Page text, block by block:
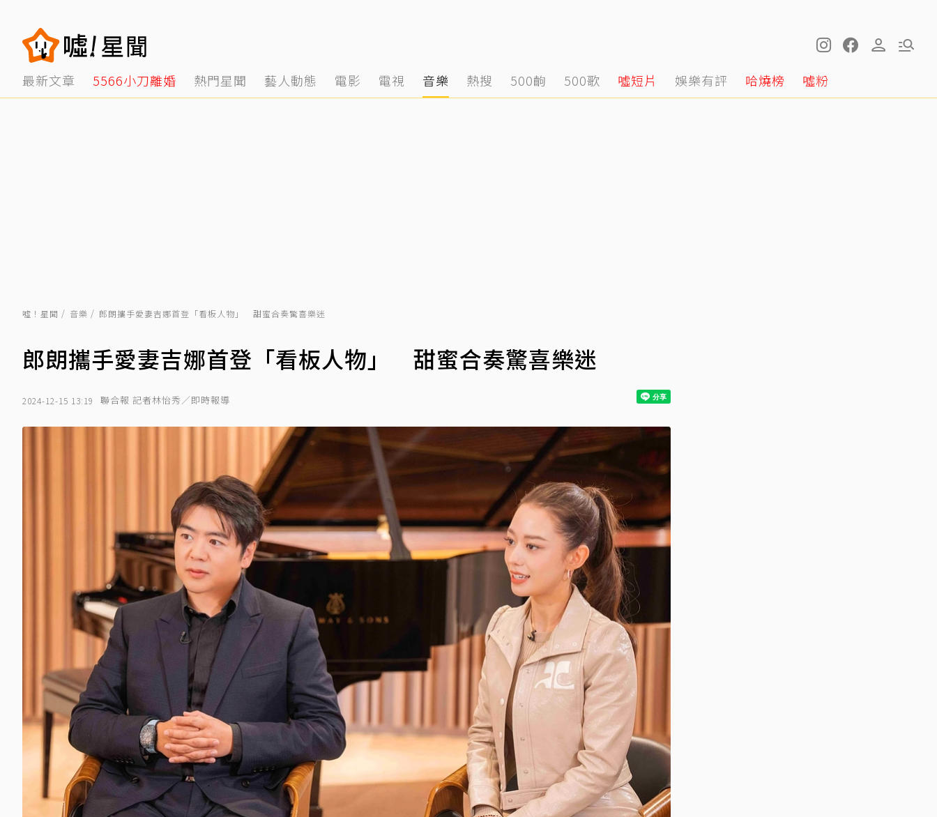
最新文章 5566小刀離婚 熱門星聞 藝人動態 電影 電視 音樂 熱搜 500齣 500歌 噓短片 娛樂有評 哈燒榜 噓粉
噓！星聞 音樂 郎朗攜手愛妻吉娜首登「看板人物」 甜蜜合奏驚喜樂迷
郎朗攜手愛妻吉娜首登「看板人物」 甜蜜合奏驚喜樂迷
2024-12-15 13:19 聯合報 記者林怡秀／即時報導